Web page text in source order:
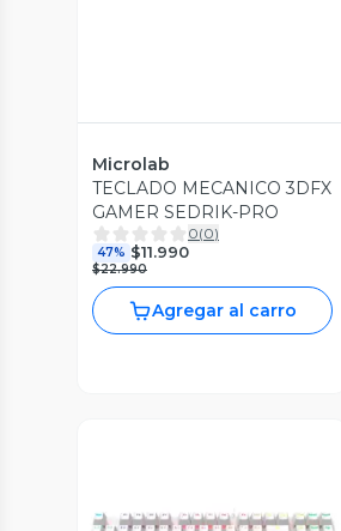
Microlab
TECLADO MECANICO 3DFX
GAMER SEDRIK-PRO
0(0)
47% $11.990
$22.990
Agregar al carro